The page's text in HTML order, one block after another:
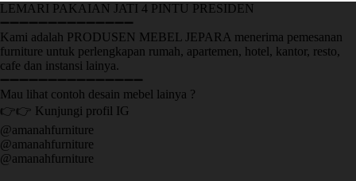
LEMARI PAKAIAN JATI 4 PINTU PRESIDEN
➖➖➖➖➖➖➖➖➖➖➖➖➖➖
Kami adalah PRODUSEN MEBEL JEPARA menerima pemesanan
furniture untuk perlengkapan rumah, apartemen, hotel, kantor, resto,
cafe dan instansi lainya.
➖➖➖➖➖➖➖➖➖➖➖➖➖➖➖
Mau lihat contoh desain mebel lainya ?
👉👉 Kunjungi profil IG
@amanahfurniture
@amanahfurniture
@amanahfurniture